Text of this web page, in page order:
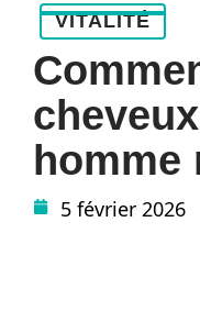
VITALITÉ
homme
5 février 2026